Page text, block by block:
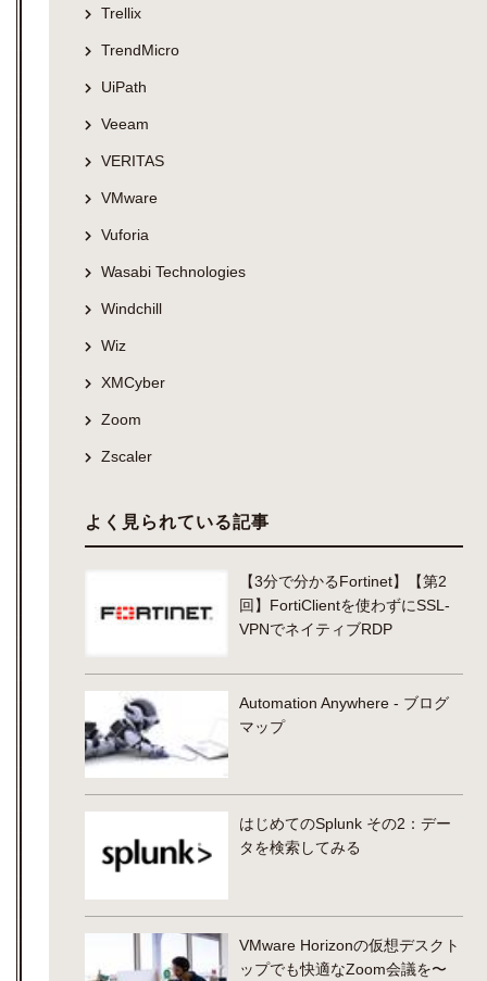
Trellix
TrendMicro
UiPath
Veeam
VERITAS
VMware
Vuforia
Wasabi Technologies
Windchill
Wiz
XMCyber
Zoom
Zscaler
よく見られている記事
【3分で分かるFortinet】【第2
回】FortiClientを使わずにSSL-
VPNでネイティブRDP
Automation Anywhere - ブログ
マップ
はじめてのSplunk その2：デー
タを検索してみる
VMware Horizonの仮想デスクト
ップでも快適なZoom会議を〜